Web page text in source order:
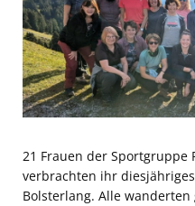
21 Frauen der Sportgruppe
verbrachten ihr
Bolsterlang. Alle